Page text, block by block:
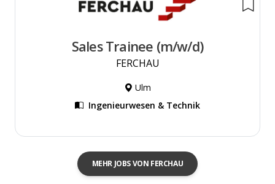
Sales Trainee (m/w/d)
FERCHAU
Ulm
Ingenieurwesen & Technik
MEHR JOBS VON FERCHAU